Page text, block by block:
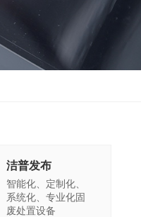
滚筒筛
磁选机
涡电流分选机
产线系统
建设规划和设备选择
理系统
拣中心项目
一体联合处置
洁普发布
智能化、定制化、
系统化、专业化固
废处置设备